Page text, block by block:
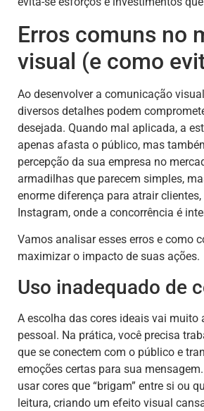
Erros comuns no
visual (e como
Ao desenvolver a comunicação
diversos detalhes podem
desejada. Quando mal aplicada, a
apenas afasta o público, mas
percepção da sua empresa no
armadilhas que parecem simples,
enorme diferença para atrair
Instagram, onde a concorrência é
Vamos analisar esses erros e como
maximizar o impacto de suas ações.
Uso inadequado de
A escolha das cores ideais vai muito
pessoal. Na prática, você precisa
que se conectem com o público e
emoções certas para sua
usar cores que “brigam” entre si ou
leitura, criando um efeito visual